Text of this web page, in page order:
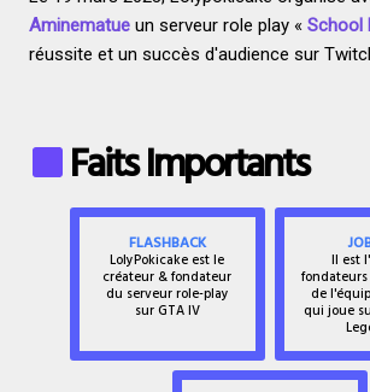
Aminematueun serveur role play «School
réussite et un succès d'audience sur
Faits Importants
FLASHBACK
LolyPokicake est le
créateur & fondateur
du serveur role-play
sur GTA IV
Il est
de
qui joue